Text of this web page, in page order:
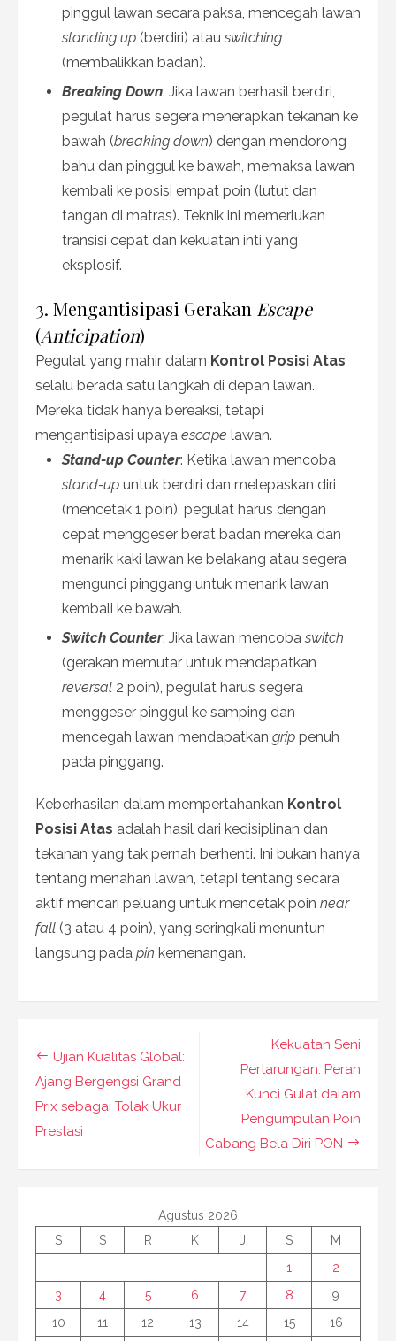
pinggul lawan secara paksa, mencegah lawan
standing up (berdiri) atau switching
(membalikkan badan).
Breaking Down: Jika lawan berhasil berdiri,
pegulat harus segera menerapkan tekanan ke
bawah (breaking down) dengan mendorong
bahu dan pinggul ke bawah, memaksa lawan
kembali ke posisi empat poin (lutut dan
tangan di matras). Teknik ini memerlukan
transisi cepat dan kekuatan inti yang
eksplosif.
3. Mengantisipasi Gerakan Escape
(Anticipation)
Pegulat yang mahir dalam Kontrol Posisi Atas
selalu berada satu langkah di depan lawan.
Mereka tidak hanya bereaksi, tetapi
mengantisipasi upaya escape lawan.
Stand-up Counter: Ketika lawan mencoba
stand-up untuk berdiri dan melepaskan diri
(mencetak 1 poin), pegulat harus dengan
cepat menggeser berat badan mereka dan
menarik kaki lawan ke belakang atau segera
mengunci pinggang untuk menarik lawan
kembali ke bawah.
Switch Counter: Jika lawan mencoba switch
(gerakan memutar untuk mendapatkan
reversal 2 poin), pegulat harus segera
menggeser pinggul ke samping dan
mencegah lawan mendapatkan grip penuh
pada pinggang.
Keberhasilan dalam mempertahankan Kontrol
Posisi Atas adalah hasil dari kedisiplinan dan
tekanan yang tak pernah berhenti. Ini bukan hanya
tentang menahan lawan, tetapi tentang secara
aktif mencari peluang untuk mencetak poin near
fall (3 atau 4 poin), yang seringkali menuntun
langsung pada pin kemenangan.
Navigasi
pos
Kekuatan Seni
Pertarungan: Peran
Kunci Gulat dalam
Pengumpulan Poin
Cabang Bela Diri PON
Ujian Kualitas Global:
Ajang Bergengsi Grand
Prix sebagai Tolak Ukur
Prestasi
Agustus 2026
S
S R K J S
M
1
2
3
4 5 6 7 8
9
10
11 12 13 14 15 16